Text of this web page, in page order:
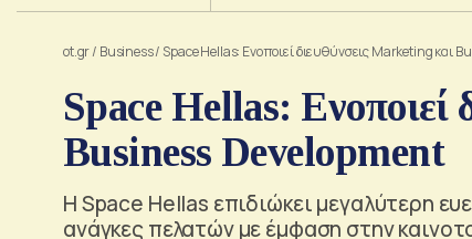
ot.gr/ Business/ Space Hellas: Ενοποιεί διευθύνσεις Marketing και
Space Hellas: Ενοποιεί
Business Development
H Space Hellas επιδιώκει μεγαλύτερη
ανάγκες πελατών με έμφαση στην